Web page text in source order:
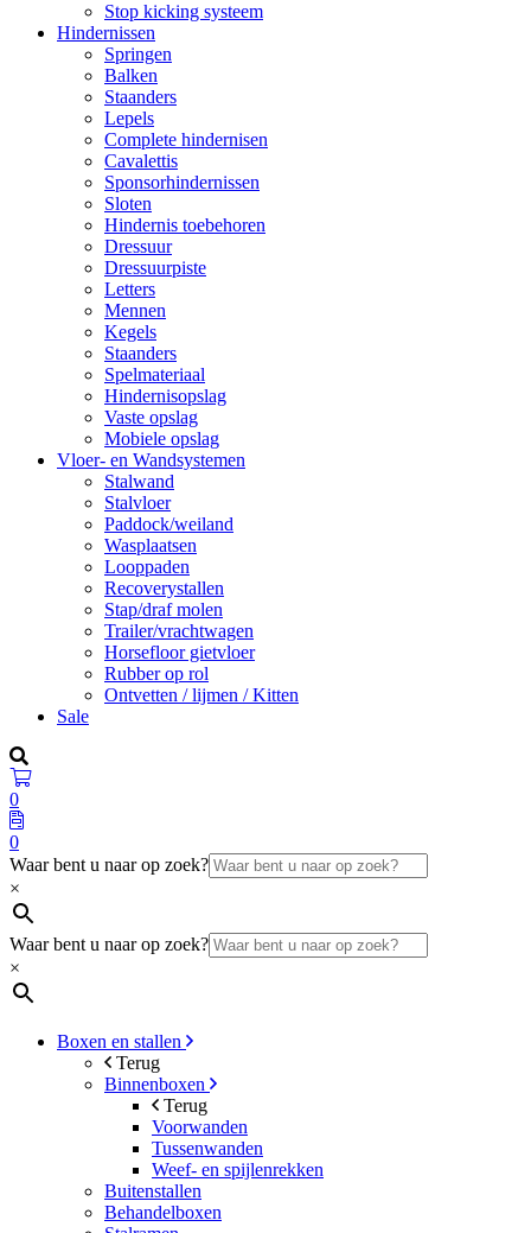
Stop kicking systeem
Hindernissen
Springen
Balken
Staanders
Lepels
Complete hindernisen
Cavalettis
Sponsorhindernissen
Sloten
Hindernis toebehoren
Dressuur
Dressuurpiste
Letters
Mennen
Kegels
Staanders
Spelmateriaal
Hindernisopslag
Vaste opslag
Mobiele opslag
Vloer- en Wandsystemen
Stalwand
Stalvloer
Paddock/weiland
Wasplaatsen
Looppaden
Recoverystallen
Stap/draf molen
Trailer/vrachtwagen
Horsefloor gietvloer
Rubber op rol
Ontvetten / lijmen / Kitten
Sale
0
0
Waar bent u naar op zoek?
×
Waar bent u naar op zoek?
×
Boxen en stallen
Terug
Binnenboxen
Terug
Voorwanden
Tussenwanden
Weef- en spijlenrekken
Buitenstallen
Behandelboxen